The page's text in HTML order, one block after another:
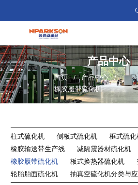
胶
带
硫
化
机
产品中心
首页
产品中心
橡胶履带硫化机
柱式硫化机 侧板式硫化机 框式硫化
橡胶输送带生产线
减隔震器材硫化机
橡胶履带硫化机
板式换热器硫化机
轮胎胎面硫化机
抽真空硫化机分类与